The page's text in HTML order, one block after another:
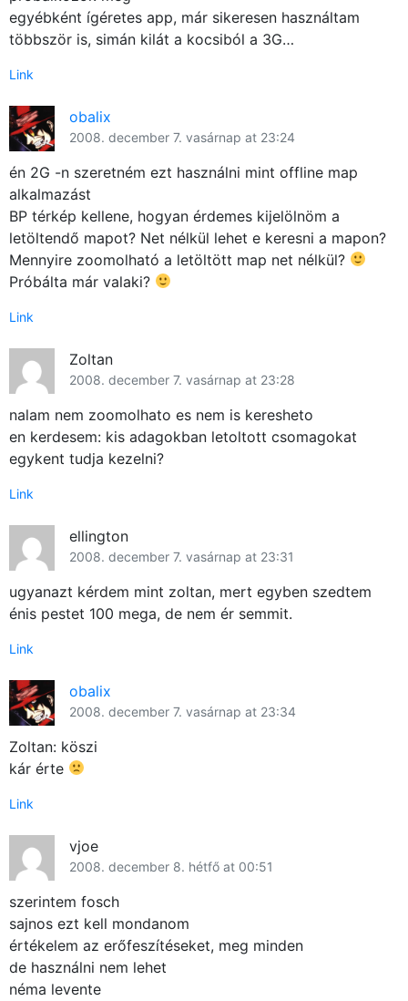
egyébként ígéretes app, már sikeresen használtam
többször is, simán kilát a kocsiból a 3G…
Link
obalix
2008. december 7. vasárnap at 23:24
én 2G -n szeretném ezt használni mint offline map
alkalmazást
BP térkép kellene, hogyan érdemes kijelölnöm a
letöltendő mapot? Net nélkül lehet e keresni a mapon?
Mennyire zoomolható a letöltött map net nélkül?
Próbálta már valaki?
Link
Zoltan
2008. december 7. vasárnap at 23:28
nalam nem zoomolhato es nem is keresheto
en kerdesem: kis adagokban letoltott csomagokat
egykent tudja kezelni?
Link
ellington
2008. december 7. vasárnap at 23:31
ugyanazt kérdem mint zoltan, mert egyben szedtem
énis pestet 100 mega, de nem ér semmit.
Link
obalix
2008. december 7. vasárnap at 23:34
Zoltan: köszi
kár érte
Link
vjoe
2008. december 8. hétfő at 00:51
szerintem fosch
sajnos ezt kell mondanom
értékelem az erőfeszítéseket, meg minden
de használni nem lehet
néma levente